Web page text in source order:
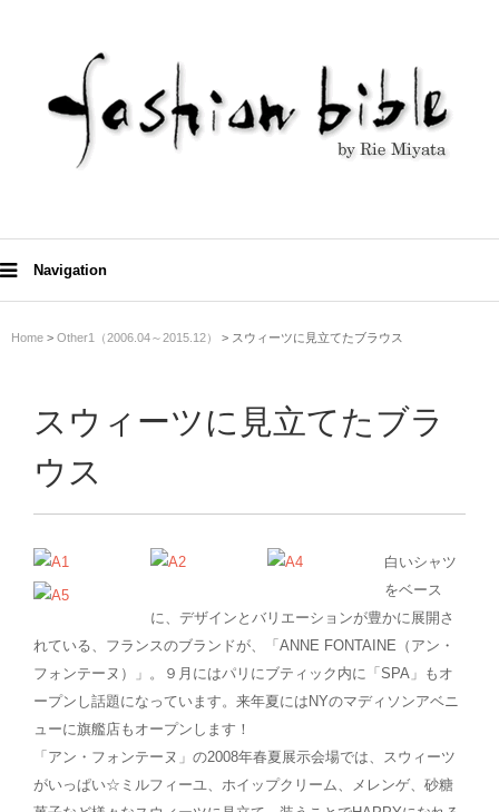
Navigation
Home > Other1（2006.04～2015.12） > スウィーツに見立てたブラウス
スウィーツに見立てたブラ
ウス
白いシャツ
をベース
に、デザインとバリエーションが豊かに展開さ
れている、フランスのブランドが、「ANNE FONTAINE（アン・
フォンテーヌ）」。９月にはパリにブティック内に「SPA」もオ
ープンし話題になっています。来年夏にはNYのマディソンアベニ
ューに旗艦店もオープンします！
「アン・フォンテーヌ」の2008年春夏展示会場では、スウィーツ
がいっぱい☆ミルフィーユ、ホイップクリーム、メレンゲ、砂糖